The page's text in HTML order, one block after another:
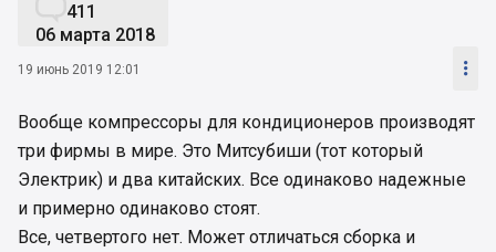
411
06 марта 2018
19 июнь 2019 12:01 
Вообще компрессоры для кондиционеров производят
три фирмы в мире. Это Митсубиши (тот который
Электрик) и два китайских. Все одинаково надежные
и примерно одинаково стоят.
Все, четвертого нет. Может отличаться сборка и